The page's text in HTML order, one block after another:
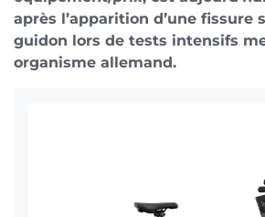
après l’apparition d’une fissure
guidon lors de tests intensifs
organisme allemand.